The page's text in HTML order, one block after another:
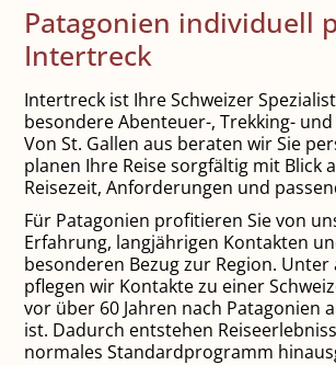
Patagonien individuell
Intertreck
Intertreck ist Ihre Schweizer
besondere Abenteuer-, Trekking-
Von St. Gallen aus beraten wir Sie
planen Ihre Reise sorgfältig mit Blick
Reisezeit, Anforderungen und
Für Patagonien profitieren Sie von
Erfahrung, langjährigen Kontakten
besonderen Bezug zur Region. Unter
pflegen wir Kontakte zu einer
vor über 60 Jahren nach Patagonien
ist. Dadurch entstehen
normales Standardprogramm